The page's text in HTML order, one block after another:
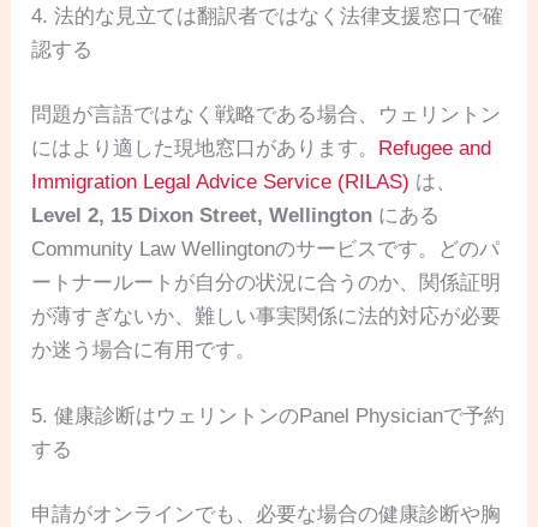
4. 法的な見立ては翻訳者ではなく法律支援窓口で確
認する
問題が言語ではなく戦略である場合、ウェリントン
にはより適した現地窓口があります。 Refugee and
Immigration Legal Advice Service (RILAS) は、
Level 2, 15 Dixon Street, Wellington にある
Community Law Wellingtonのサービスです。どのパ
ートナールートが自分の状況に合うのか、関係証明
が薄すぎないか、難しい事実関係に法的対応が必要
か迷う場合に有用です。
5. 健康診断はウェリントンのPanel Physicianで予約
する
申請がオンラインでも、必要な場合の健康診断や胸